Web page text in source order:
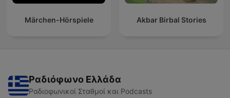
Märchen-Hörspiele Akbar Birbal Stories
Ραδιόφωνο Ελλάδα
Ραδιοφωνικοί Σταθμοί και Podcasts